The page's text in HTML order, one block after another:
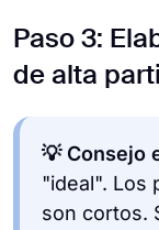
Paso 3:
de alta
💡 Consejo
"ideal". Los
son cortos.